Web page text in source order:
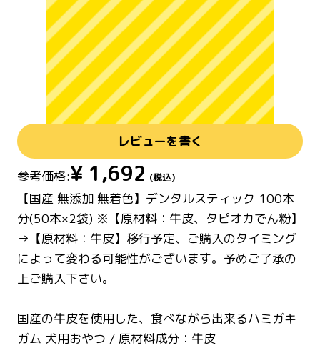
レビューを書く
参考価格:¥ 1,692 (税込)
【国産 無添加 無着色】デンタルスティック 100本
分(50本×2袋) ※【原材料：牛皮、タピオカでん粉】
→【原材料：牛皮】移行予定、ご購入のタイミング
によって変わる可能性がございます。予めご了承の
上ご購入下さい。
国産の牛皮を使用した、食べながら出来るハミガキ
ガム 犬用おやつ / 原材料成分：牛皮